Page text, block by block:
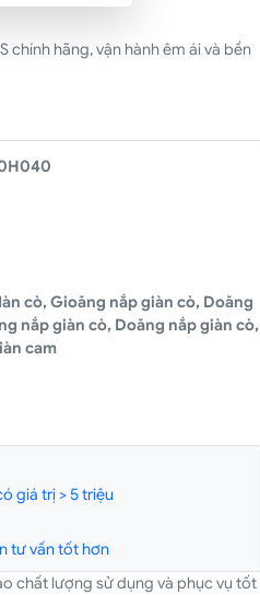
chính hãng, vận hành êm ái và bền
cò, Gioăng nắp giàn cò, Doăng
nắp giàn cò, Doăng nắp giàn cò,
cam
giá trị > 5 triệu
tư vấn tốt hơn
chất lượng sử dụng và phục vụ tốt